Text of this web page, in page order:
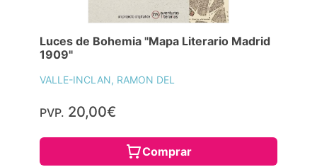
Luces de Bohemia "Mapa Literario Madrid
1909"
VALLE-INCLAN, RAMON DEL
PVP. 20,00€
Comprar